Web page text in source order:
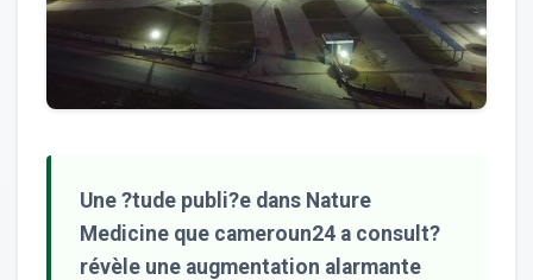
Une ?tude publi?e dans Nature
Medicine que cameroun24 a consult?
révèle une augmentation alarmante